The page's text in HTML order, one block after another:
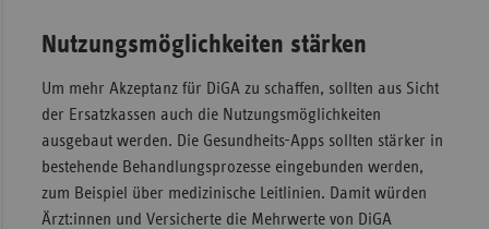
Nutzungsmöglichkeiten stärken
Um mehr Akzeptanz für DiGA zu schaffen, sollten aus Sicht
der Ersatzkassen auch die Nutzungsmöglichkeiten
ausgebaut werden. Die Gesundheits-Apps sollten stärker in
bestehende Behandlungsprozesse eingebunden werden,
zum Beispiel über medizinische Leitlinien. Damit würden
Ärzt:innen und Versicherte die Mehrwerte von DiGA